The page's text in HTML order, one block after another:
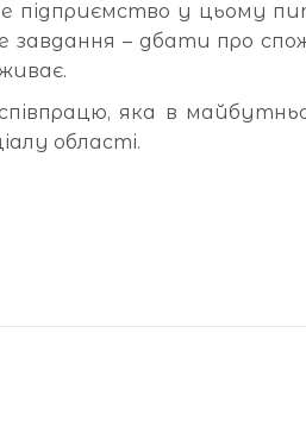
у цьому
завдання – дбати про
яка в
області.